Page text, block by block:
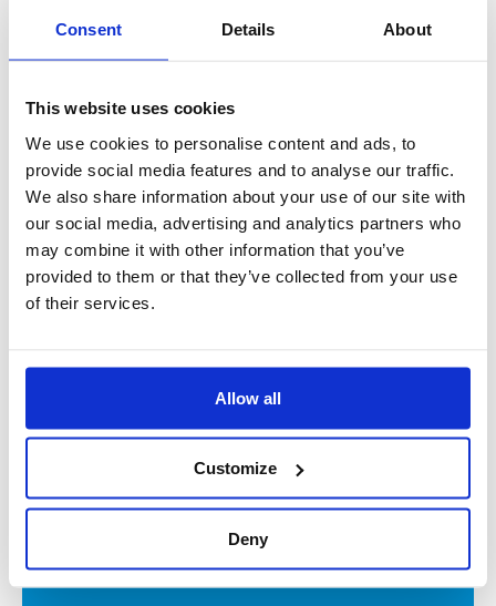
Consent Details About
This website uses cookies
We use cookies to personalise content and ads, to
provide social media features and to analyse our traffic.
We also share information about your use of our site with
our social media, advertising and analytics partners who
may combine it with other information that you’ve
provided to them or that they’ve collected from your use
of their services.
Allow all
Customize
Deny
- Savoir-faire et une expertise sur une discipline
- Pilotage d'un projet de A à Z.
-Mise en place d'une ressource pour encadrer
Forfait